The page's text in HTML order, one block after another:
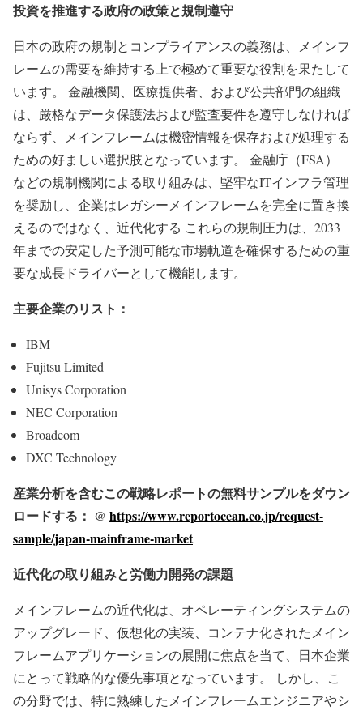
投資を推進する政府の政策と規制遵守
日本の政府の規制とコンプライアンスの義務は、メインフ
レームの需要を維持する上で極めて重要な役割を果たして
います。 金融機関、医療提供者、および公共部門の組織
は、厳格なデータ保護法および監査要件を遵守しなければ
ならず、メインフレームは機密情報を保存および処理する
ための好ましい選択肢となっています。 金融庁（FSA）
などの規制機関による取り組みは、堅牢なITインフラ管理
を奨励し、企業はレガシーメインフレームを完全に置き換
えるのではなく、近代化する これらの規制圧力は、2033
年までの安定した予測可能な市場軌道を確保するための重
要な成長ドライバーとして機能します。
主要企業のリスト：
IBM
Fujitsu Limited
Unisys Corporation
NEC Corporation
Broadcom
DXC Technology
産業分析を含むこの戦略レポートの無料サンプルをダウン
ロードする： @ https://www.reportocean.co.jp/request-
sample/japan-mainframe-market
近代化の取り組みと労働力開発の課題
メインフレームの近代化は、オペレーティングシステムの
アップグレード、仮想化の実装、コンテナ化されたメイン
フレームアプリケーションの展開に焦点を当て、日本企業
にとって戦略的な優先事項となっています。 しかし、こ
の分野では、特に熟練したメインフレームエンジニアやシ